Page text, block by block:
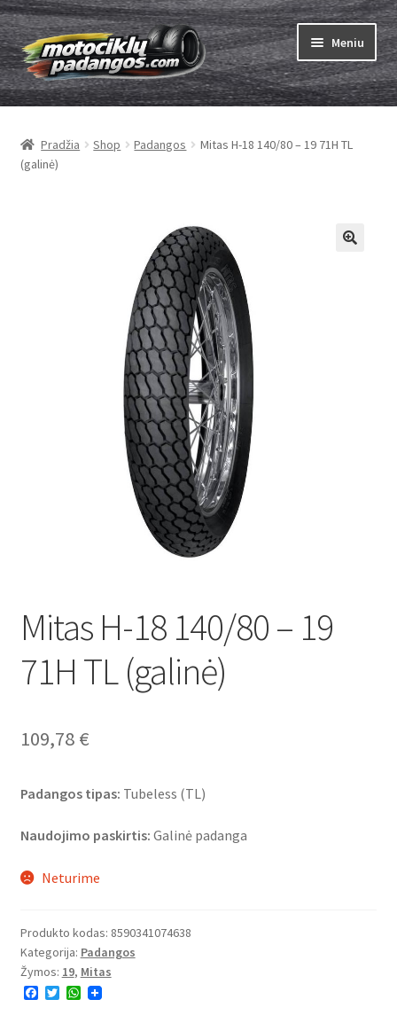
Pereiti
prie
meniu
Pereiti
prie
turinio
Meniu
Padangos
menu
Kameros
menu
Pradžia Shop Padangos
Mitas H-18 140/80 – 19 71H TL
(galinė)
Mitas H-18 140/80 – 19
71H TL (galinė)
109,78 €
Padangos tipas: Tubeless (TL)
Naudojimo paskirtis: Galinė padanga
Neturime
Produkto kodas: 8590341074638
Kategorija: Padangos
Žymos: 19, Mitas
F
T
W